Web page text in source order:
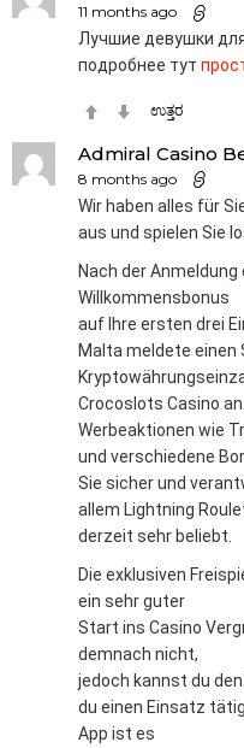
11 months ago
Лучшие девушки
подробнее тут
ಉತ್ತರ
Admiral Casino
8 months ago
Wir haben alles für
aus und spielen Sie
Nach der
Willkommensbonus
auf Ihre ersten drei
Malta meldete
Crocoslots Casino
Werbeaktionen wie
und verschiedene
Sie sicher und
allem Lightning
derzeit sehr beliebt.
Die exklusiven
ein sehr guter
Start ins Casino
demnach nicht,
jedoch kannst du
du einen Einsatz
App ist es